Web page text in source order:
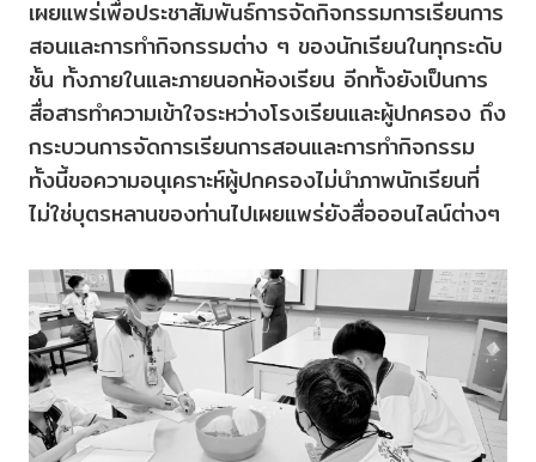
เผยแพร่เพื่อประชาสัมพันธ์การจัดกิจกรรมการเรียนการ
สอนและการทำกิจกรรมต่าง ๆ ของนักเรียนในทุกระดับ
ชั้น ทั้งภายในและภายนอกห้องเรียน อีกทั้งยังเป็นการ
สื่อสารทำความเข้าใจระหว่างโรงเรียนและผู้ปกครอง ถึง
กระบวนการจัดการเรียนการสอนและการทำกิจกรรม
ทั้งนี้ขอความอนุเคราะห์ผู้ปกครองไม่นำภาพนักเรียนที่
ไม่ใช่บุตรหลานของท่านไปเผยแพร่ยังสื่อออนไลน์ต่างๆ